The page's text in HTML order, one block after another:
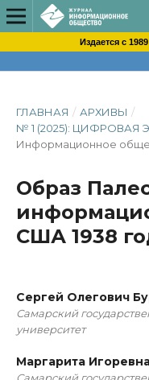
Издается с 1989
ГЛАВНАЯ / АРХИВЫ /
№ 1 (2025):
Информационное
Образ
США 1938
Сергей Олегович
Самарский
университет
Маргарита